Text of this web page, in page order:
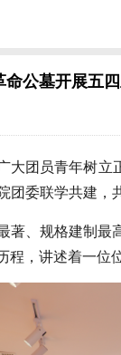
公墓开展五
大团员青年树
委联学共建
规格建制最
，讲述着一位